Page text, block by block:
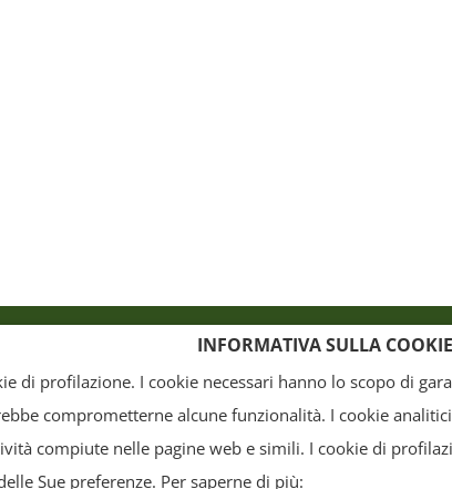
(i testi, le immagini, la grafica ed il layout) sono di proprietà del "Distretto
soltanto in parte. Tutti i documenti presenti su questo sito, disponibili
INFORMATIVA SULLA
di profilazione. I cookie necessari hanno lo scopo di
comprometterne alcune funzionalità. I cookie
compiute nelle pagine web e simili. I cookie di
Sue preferenze. Per saperne di più: